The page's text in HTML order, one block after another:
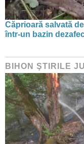
Căprioară salvată
într-un bazin
BIHON ŞTIRILE